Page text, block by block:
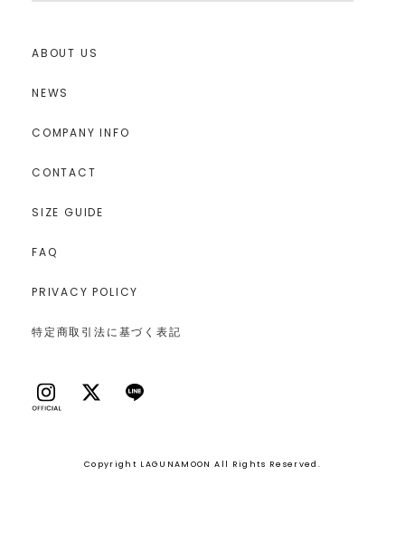
ABOUT US
NEWS
COMPANY INFO
CONTACT
SIZE GUIDE
FAQ
PRIVACY POLICY
特定商取引法に基づく表記
Copyright LAGUNAMOON All Rights Reserved.